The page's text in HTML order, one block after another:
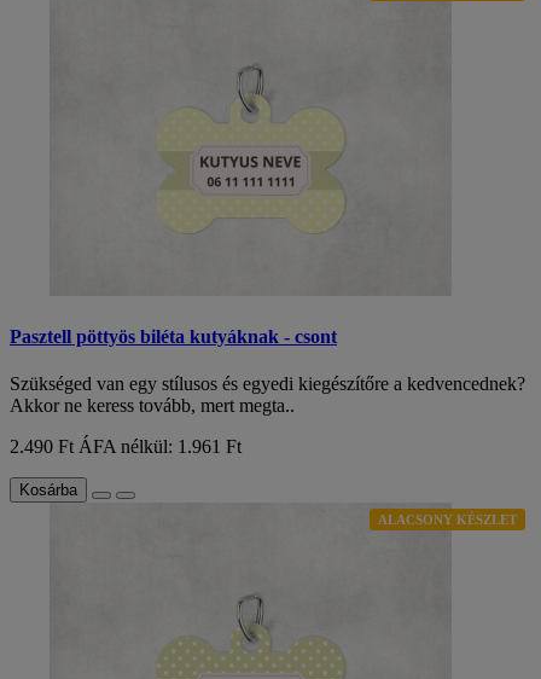
Pasztell pöttyös biléta kutyáknak - csont
Szükséged van egy stílusos és egyedi kiegészítőre a kedvencednek?
Akkor ne keress tovább, mert megta..
2.490 Ft ÁFA nélkül: 1.961 Ft
Kosárba
ALACSONY KÉSZLET